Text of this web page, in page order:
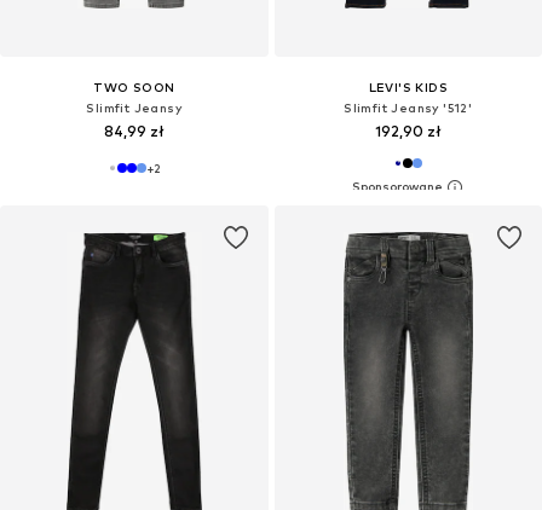
TWO SOON
Slimfit Jeansy
84,99 zł
+2
LEVI'S KIDS
Slimfit Jeansy '512'
192,90 zł